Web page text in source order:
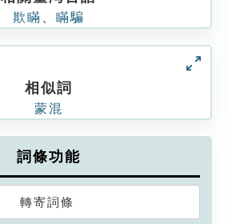
欺瞞 瞞騙
相似詞
蒙混
詞條功能
轉寄詞條